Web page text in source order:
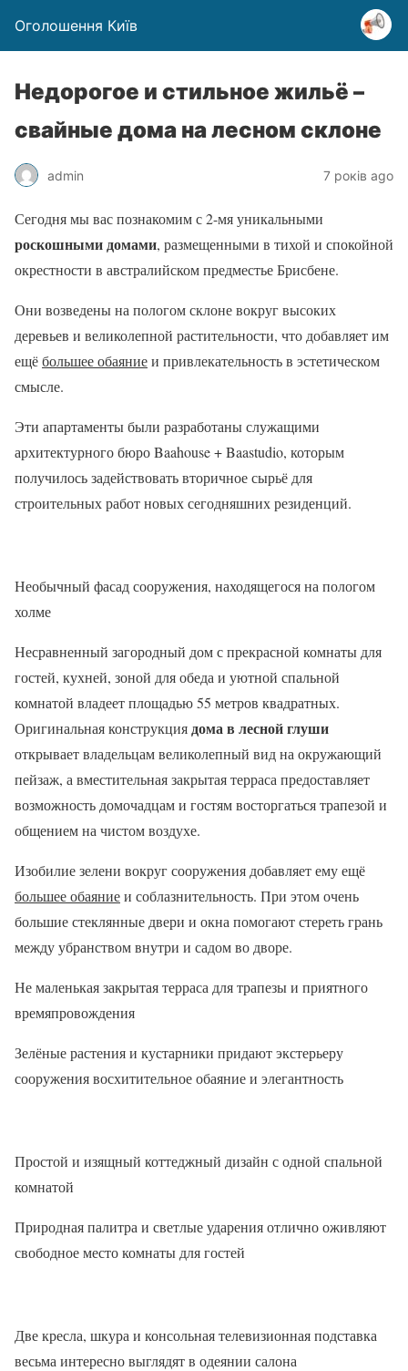
Оголошення Київ
Недорогое и стильное жильё –
свайные дома на лесном склоне
admin 7 років ago
Сегодня мы вас познакомим с 2-мя уникальными
роскошными домами, размещенными в тихой и спокойной
окрестности в австралийском предместье Брисбене.
Они возведены на пологом склоне вокруг высоких
деревьев и великолепной растительности, что добавляет им
ещёбольшее обаяниеи привлекательность в эстетическом
смысле.
Эти апартаменты были разработаны служащими
архитектурного бюро Baahouse + Baastudio, которым
получилось задействовать вторичное сырьё для
строительных работ новых сегодняшних резиденций.
Необычный фасад сооружения, находящегося на пологом
холме
Несравненный загородный дом с прекрасной комнаты для
гостей, кухней, зоной для обеда и уютной спальной
комнатой владеет площадью 55 метров квадратных.
Оригинальная конструкциядома в лесной глуши
открывает владельцам великолепный вид на окружающий
пейзаж, а вместительная закрытая терраса предоставляет
возможность домочадцам и гостям восторгаться трапезой и
общением на чистом воздухе.
Изобилие зелени вокруг сооружения добавляет ему ещё
большее обаяниеи соблазнительность. При этом очень
большие стеклянные двери и окна помогают стереть грань
между убранством внутри и садом во дворе.
Не маленькая закрытая терраса для трапезы и приятного
времяпровождения
Зелёные растения и кустарники придают экстерьеру
сооружения восхитительное обаяние и элегантность
Простой и изящный коттеджный дизайн с одной спальной
комнатой
Природная палитра и светлые ударения отлично оживляют
свободное место комнаты для гостей
Две кресла, шкура и консольная телевизионная подставка
весьма интересно выглядят в одеянии салона